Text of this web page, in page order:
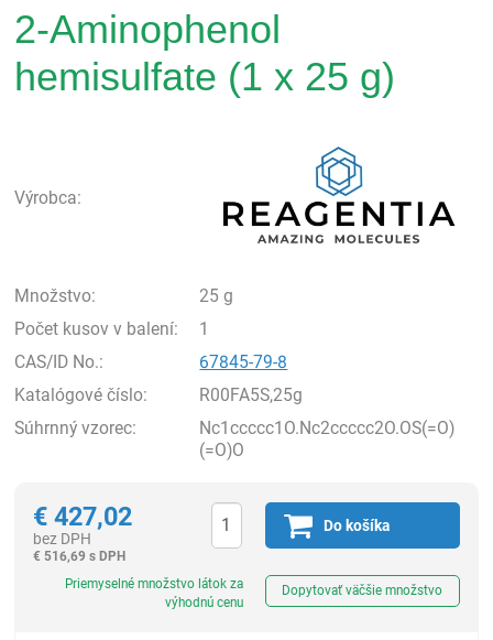
2-Aminophenol
hemisulfate (1 x 25 g)
Výrobca:
Množstvo:
25 g
Počet kusov v balení:
1
CAS/ID No.:
67845-79-8
Katalógové číslo:
R00FA5S,25g
Súhrnný vzorec:
Nc1ccccc1O.Nc2ccccc2O.OS(=O)
(=O)O
€ 427,02
bez DPH
€ 516,69 s DPH
Do košíka
Priemyselné množstvo látok za
výhodnú cenu
Dopytovať väčšie množstvo